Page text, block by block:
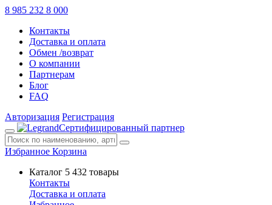
8 985 232 8 000
Контакты
Доставка и оплата
Обмен /возврат
О компании
Партнерам
Блог
FAQ
Авторизация Регистрация
Сертифицированный партнер
Избранное Корзина
Каталог 5 432 товары
Контакты
Доставка и оплата